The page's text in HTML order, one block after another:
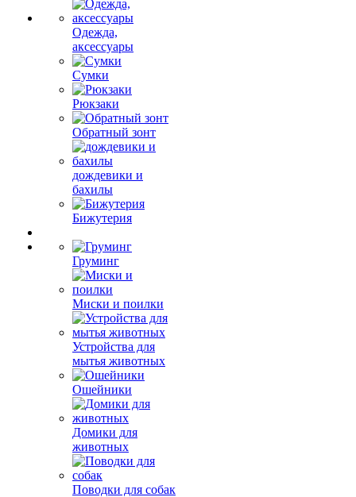
Одежда,
аксессуары
Сумки
Рюкзаки
Обратный зонт
дождевики и
бахилы
Бижутерия
Груминг
Миски и поилки
Устройства для
мытья животных
Ошейники
Домики для
животных
Поводки для собак